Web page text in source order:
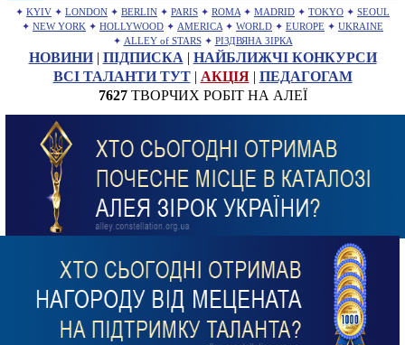
✦ KYIV ✦ LONDON ✦ BERLIN ✦ PARIS ✦ ROMA ✦ MADRID ✦ TOKYO ✦ SEOUL
✦ NEW YORK ✦ HOLLYWOOD ✦ AMERICA ✦ WORLD ✦ EUROPE ✦ UKRAINE
✦ ALLEY of STARS ✦ РІЗДВЯНА ЗІРКА
НОВИНИ| ПІДПИСКА | НАЙБЛИЖЧІ КОНКУРСИ
ВСІ ТАЛАНТИ ТУТ| АКЦІЯ| ПЕДАГОГАМ
7627ТВОРЧИХ РОБІТ НА АЛЕЇ